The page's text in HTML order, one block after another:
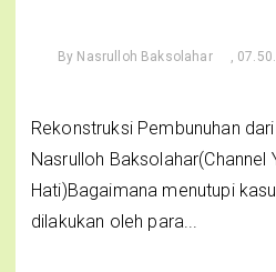
By Nasrulloh Baksolahar ,
Rekonstruksi Pembunuhan
Nasrulloh Baksolahar(Channel
Hati)Bagaimana menutupi
dilakukan oleh para...